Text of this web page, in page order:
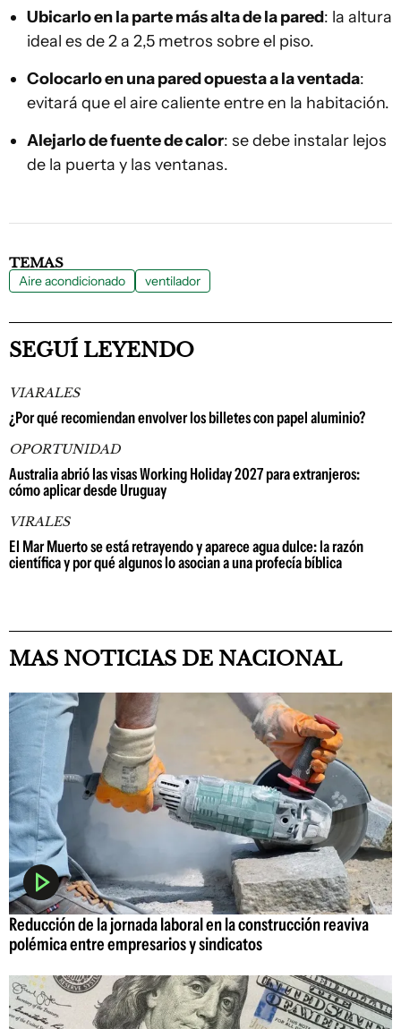
Ubicarlo en la parte más alta de la pared: la altura
ideal es de 2 a 2,5 metros sobre el piso.
Colocarlo en una pared opuesta a la ventada:
evitará que el aire caliente entre en la habitación.
Alejarlo de fuente de calor: se debe instalar lejos
de la puerta y las ventanas.
TEMAS
Aire acondicionado ventilador
SEGUÍ LEYENDO
VIARALES
¿Por qué recomiendan envolver los billetes con papel aluminio?
OPORTUNIDAD
Australia abrió las visas Working Holiday 2027 para extranjeros:
cómo aplicar desde Uruguay
VIRALES
El Mar Muerto se está retrayendo y aparece agua dulce: la razón
científica y por qué algunos lo asocian a una profecía bíblica
MAS NOTICIAS DE NACIONAL
Reducción de la jornada laboral en la construcción reaviva
polémica entre empresarios y sindicatos